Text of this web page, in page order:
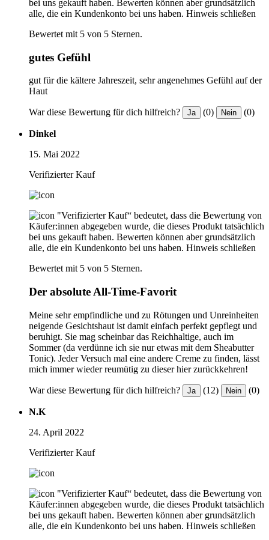
bei uns gekauft haben. Bewerten können aber grundsätzlich
alle, die ein Kundenkonto bei uns haben. Hinweis schließen
Bewertet mit 5 von 5 Sternen.
gutes Gefühl
gut für die kältere Jahreszeit, sehr angenehmes Gefühl auf der
Haut
War diese Bewertung für dich hilfreich? Ja (0) Nein (0)
Dinkel
15. Mai 2022
Verifizierter Kauf
"Verifizierter Kauf“ bedeutet, dass die Bewertung von
Käufer:innen abgegeben wurde, die dieses Produkt tatsächlich
bei uns gekauft haben. Bewerten können aber grundsätzlich
alle, die ein Kundenkonto bei uns haben. Hinweis schließen
Bewertet mit 5 von 5 Sternen.
Der absolute All-Time-Favorit
Meine sehr empfindliche und zu Rötungen und Unreinheiten
neigende Gesichtshaut ist damit einfach perfekt gepflegt und
beruhigt. Sie mag scheinbar das Reichhaltige, auch im
Sommer (da verdünne ich sie nur etwas mit dem Sheabutter
Tonic). Jeder Versuch mal eine andere Creme zu finden, lässt
mich immer wieder reumütig zu dieser hier zurückkehren!
War diese Bewertung für dich hilfreich? Ja (12) Nein (0)
N.K
24. April 2022
Verifizierter Kauf
"Verifizierter Kauf“ bedeutet, dass die Bewertung von
Käufer:innen abgegeben wurde, die dieses Produkt tatsächlich
bei uns gekauft haben. Bewerten können aber grundsätzlich
alle, die ein Kundenkonto bei uns haben. Hinweis schließen